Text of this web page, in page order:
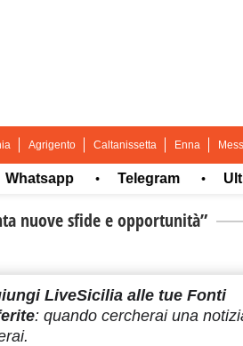
Agrigento Caltanissetta Enna
• Telegram •
nuove sfide e opportunità”
LiveSiciliaalle tue Fonti
: quando cercheraiuna